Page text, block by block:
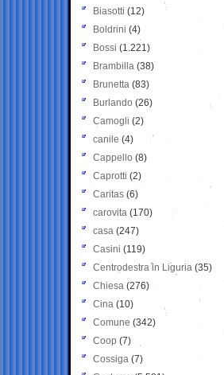
Biasotti (12)
Boldrini (4)
Bossi (1.221)
Brambilla (38)
Brunetta (83)
Burlando (26)
Camogli (2)
canile (4)
Cappello (8)
Caprotti (2)
Caritas (6)
carovita (170)
casa (247)
Casini (119)
Centrodestra in Liguria (35)
Chiesa (276)
Cina (10)
Comune (342)
Coop (7)
Cossiga (7)